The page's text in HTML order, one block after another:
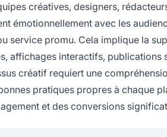
créatives, designers,
émotionnellement avec les
service promu. Cela implique la
affichages interactifs, publications
créatif requiert une
pratiques propres à chaque
et des conversions